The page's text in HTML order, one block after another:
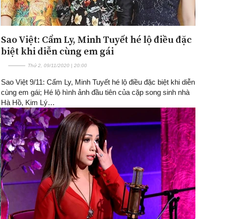
Sao Việt: Cẩm Ly, Minh Tuyết hé lộ điều đặc
biệt khi diễn cùng em gái
Thứ 2, 09/11/2020 | 20:00
Sao Việt 9/11: Cẩm Ly, Minh Tuyết hé lộ điều đặc biệt khi diễn
cùng em gái; Hé lộ hình ảnh đầu tiên của cặp song sinh nhà
Hà Hồ, Kim Lý…